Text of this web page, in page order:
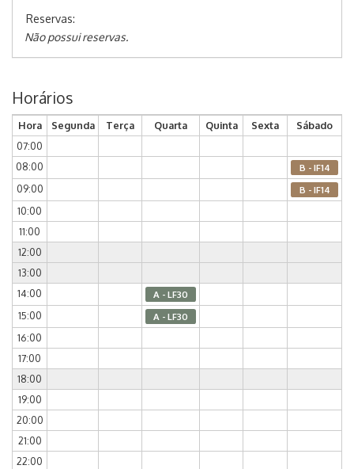
Reservas:
Não possui reservas.
Horários
Hora Segunda Terça Quarta Quinta Sexta
Sábado
07:00
08:00
B - IF14
09:00 B - IF14
10:00
11:00
12:00
13:00
14:00
A - LF30
15:00 A - LF30
16:00
17:00
18:00
19:00
20:00
21:00
22:00